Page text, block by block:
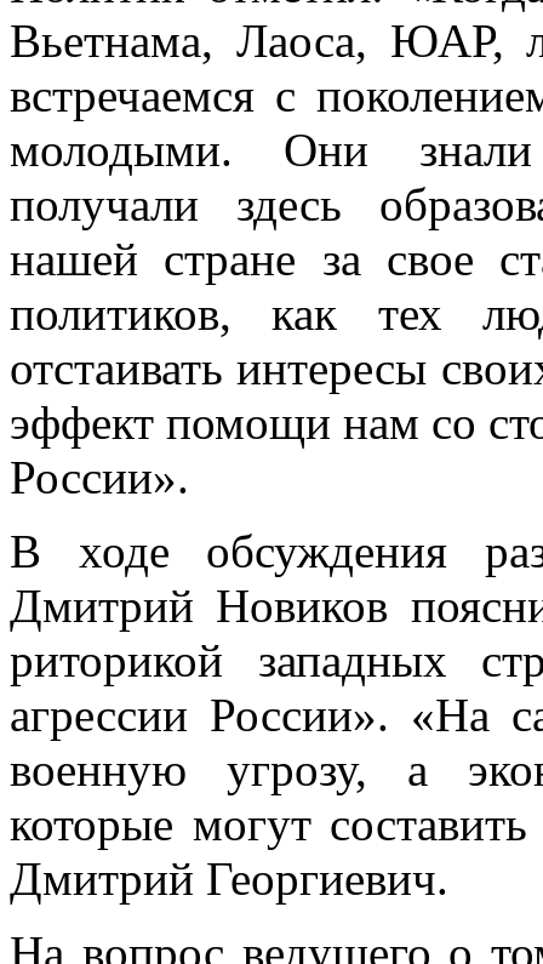
Вьетнама, Лаоса, ЮАР,
встречаемся с
молодыми. Они
получали здесь
нашей стране за свое
политиков, как тех
отстаивать интересы
эффект помощи нам со
России».
В ходе обсуждения
Дмитрий Новиков
риторикой западных
агрессии России». «На
военную угрозу, а
которые могут
Дмитрий Георгиевич.
На вопрос ведущего о